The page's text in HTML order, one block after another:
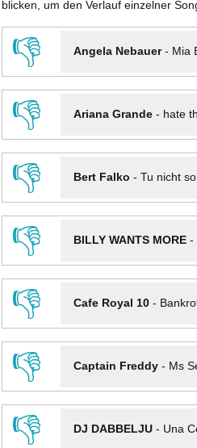
blicken, um den Verlauf einzelner
👎 Angela Nebauer- Mia
👎
Ariana Grande- hate
👎
Bert Falko - Tu nicht so
👎
BILLY WANTS MORE-
👎
Cafe Royal 10-
👎
Captain Freddy- Ms
👎
DJ DABBELJU- Una